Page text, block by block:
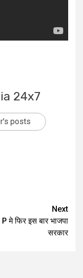
24x7
posts
Next
मे फिर इस बार भाजपा
सरकार